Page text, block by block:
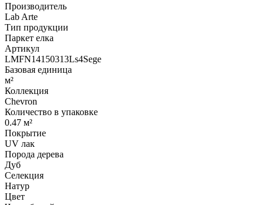
Производитель
Lab Arte
Тип продукции
Паркет елка
Артикул
LMFN14150313Ls4Sege
Базовая единица
м²
Коллекция
Chevron
Количество в упаковке
0.47 м²
Покрытие
UV лак
Порода дерева
Дуб
Селекция
Натур
Цвет